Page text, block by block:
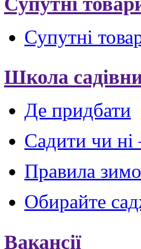
Супутні
Школа
Де придбати
Садити чи
Правила
Обирайте
Вакансії